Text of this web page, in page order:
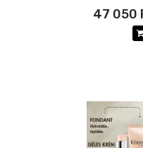
47 050